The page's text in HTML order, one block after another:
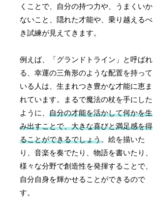
くことで、自分の持つ力や、うまくいか
ないこと、隠れた才能や、乗り越えるべ
き試練が見えてきます。
例えば、「グランドトライン」と呼ばれ
る、幸運の三角形のような配置を持って
いる人は、生まれつき豊かな才能に恵ま
れています。まるで魔法の杖を手にした
ように、自分の才能を活かして何かを生
み出すことで、大きな喜びと満足感を得
ることができるでしょう。絵を描いた
り、音楽を奏でたり、物語を書いたり、
様々な分野で創造性を発揮することで、
自分自身を輝かせることができるので
す。